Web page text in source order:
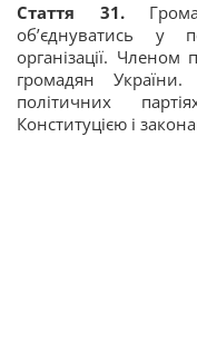
Стаття 31.
об’єднуватись у
організації.
громадян
політичних
Конституцією і